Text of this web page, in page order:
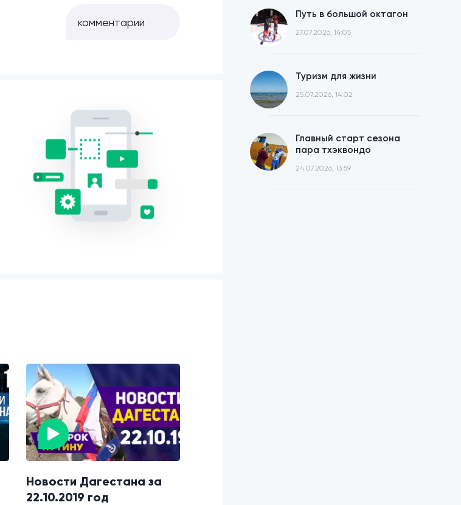
комментарии
Новости Дагестана за
22.10.2019 год
Путь в большой октагон
27.07.2026, 14:05
Туризм для жизни
25.07.2026, 14:02
Главный старт сезона
пара тхэквондо
24.07.2026, 13:59